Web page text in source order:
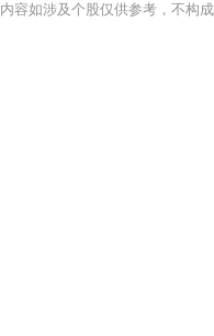
内容如涉及个股仅供参考，不构